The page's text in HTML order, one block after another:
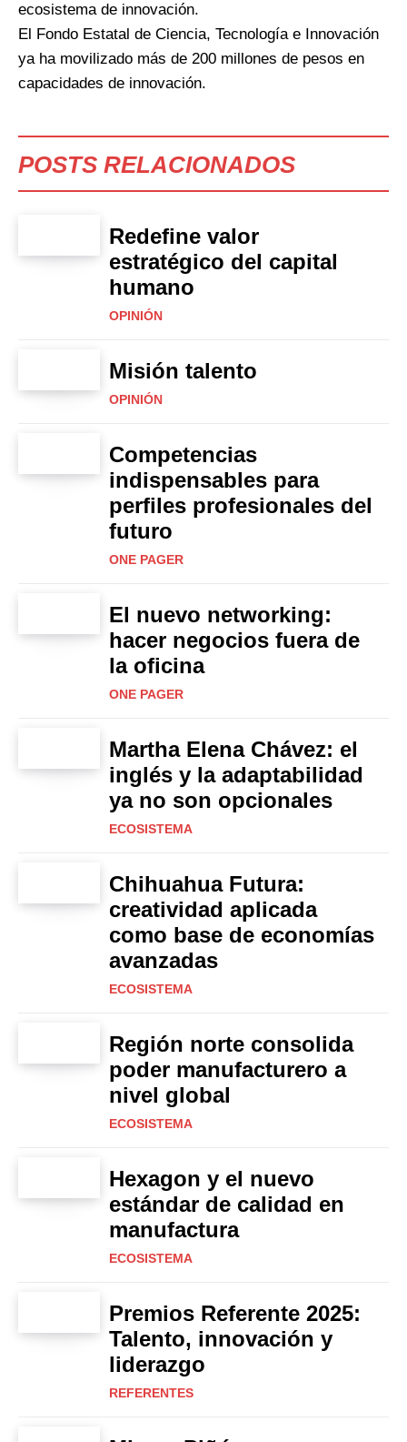
ecosistema de innovación.
El Fondo Estatal de Ciencia, Tecnología e Innovación
ya ha movilizado más de 200 millones de pesos en
capacidades de innovación.
POSTS RELACIONADOS
Redefine valor
estratégico del capital
humano
OPINIÓN
Misión talento
OPINIÓN
Competencias
indispensables para
perfiles profesionales del
futuro
ONE PAGER
El nuevo networking:
hacer negocios fuera de
la oficina
ONE PAGER
Martha Elena Chávez: el
inglés y la adaptabilidad
ya no son opcionales
ECOSISTEMA
Chihuahua Futura:
creatividad aplicada
como base de economías
avanzadas
ECOSISTEMA
Región norte consolida
poder manufacturero a
nivel global
ECOSISTEMA
Hexagon y el nuevo
estándar de calidad en
manufactura
ECOSISTEMA
Premios Referente 2025:
Talento, innovación y
liderazgo
REFERENTES